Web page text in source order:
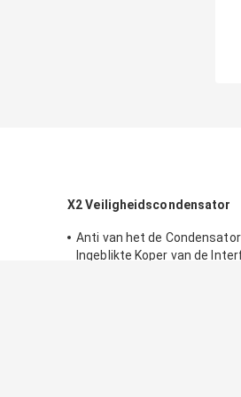
X2 Veiligheidscondensator
Anti van het de
Ingeblikte Koper van de